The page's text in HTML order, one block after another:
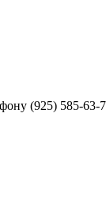
(925) 585-63-